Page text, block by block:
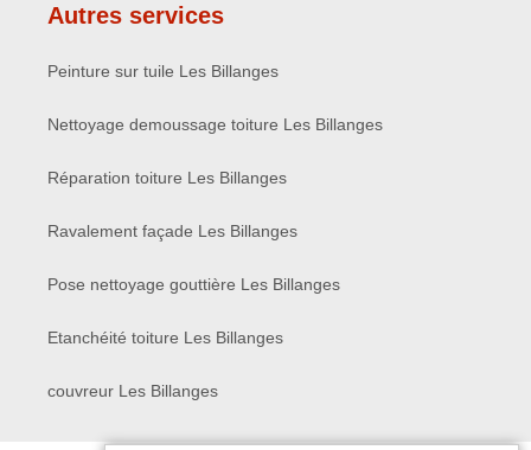
Autres services
Peinture sur tuile Les Billanges
Nettoyage demoussage toiture Les Billanges
Réparation toiture Les Billanges
Ravalement façade Les Billanges
Pose nettoyage gouttière Les Billanges
Etanchéité toiture Les Billanges
couvreur Les Billanges